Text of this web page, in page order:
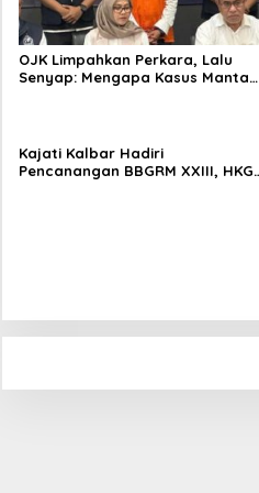
OJK Limpahkan Perkara, Lalu
Senyap: Mengapa Kasus Mantan
Kajati Kalbar Hadiri
Pencanangan BBGRM XXIII, HKG